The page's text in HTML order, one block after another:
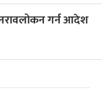
गर्न आदेश